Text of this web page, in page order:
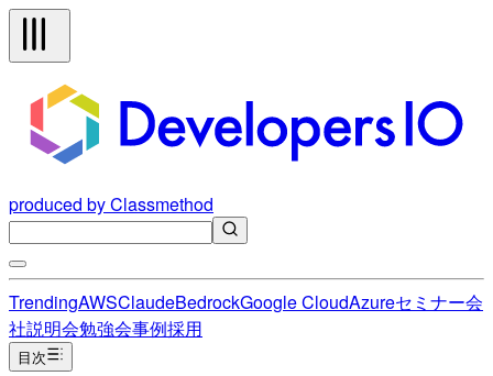
produced by Classmethod
TrendingAWSClaudeBedrockGoogle CloudAzureセミナー会
社説明会勉強会事例採用
目次